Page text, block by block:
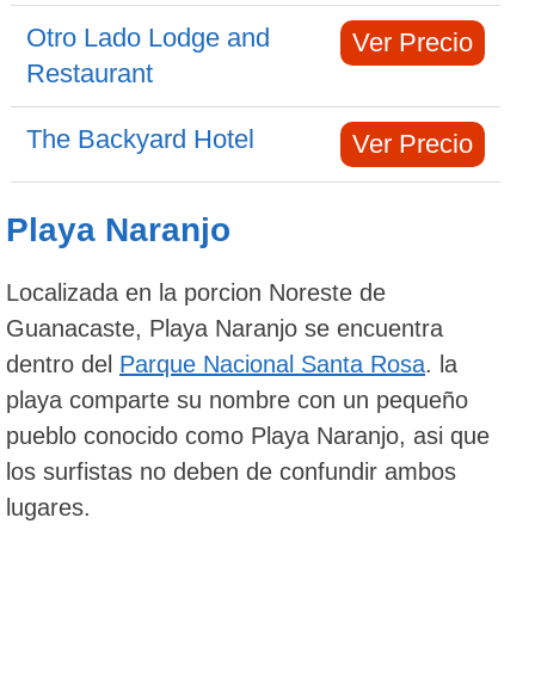
Otro Lado Lodge and
Restaurant
Ver Precio
The Backyard Hotel Ver Precio
Playa Naranjo
Localizada en la porcion Noreste de
Guanacaste, Playa Naranjo se encuentra
dentro del Parque Nacional Santa Rosa. la
playa comparte su nombre con un pequeño
pueblo conocido como Playa Naranjo, asi que
los surfistas no deben de confundir ambos
lugares.